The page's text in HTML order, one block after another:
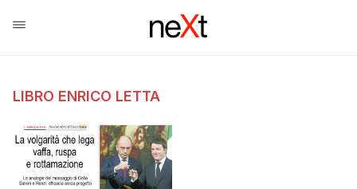
LIBRO ENRICO LETTA